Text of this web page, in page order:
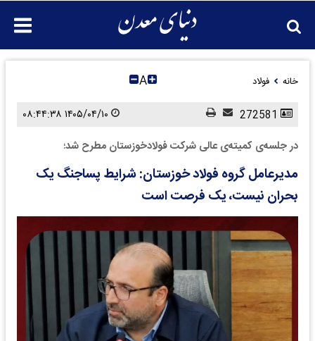
خانه فولاد A
در جلسه‌ی کمیته‌ی عالی شرکت فولادخوزستان مطرح شد؛
مدیرعامل گروه فولاد خوزستان: شرایط پساجنگ یک
بحران نیست، یک فرصت است